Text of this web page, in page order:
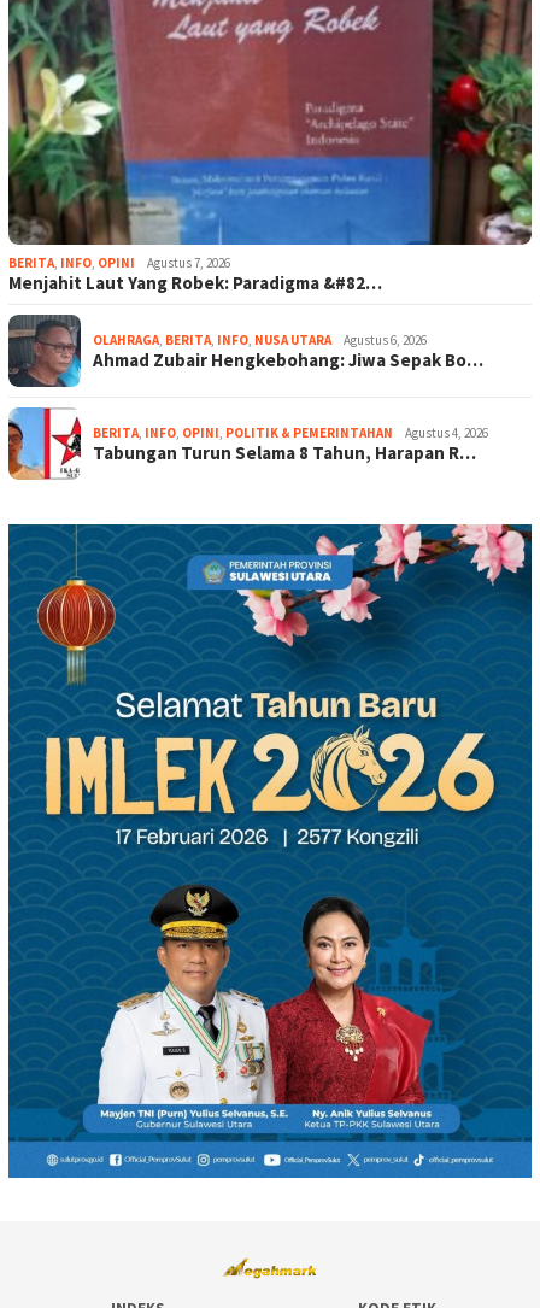
BERITA INFO OPINI Agustus 7, 2026
Menjahit Laut Yang Robek: Paradigma &#82…
OLAHRAGA BERITA INFO NUSA UTARA Agustus 6, 2026
Ahmad Zubair Hengkebohang: Jiwa Sepak Bo…
BERITA INFO OPINI POLITIK & PEMERINTAHAN Agustus 4, 2026
Tabungan Turun Selama 8 Tahun, Harapan R…